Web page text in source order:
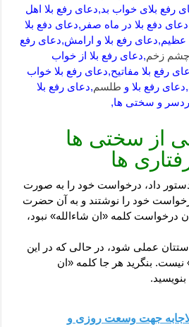
رفع بلای خواب بد,دعای رفع بلا اهل
دفع بلا در ماه صفر,دعای دفع بلا
رفع بلا و ارامش,دعای رفع
چشم زخم,دعای رفع بلا از خواب
رفع بلا مفاتیح,دعای رفع بلا خواب
رفع بلا و طلسم,دعای رفع بلا
و سختی ها,
از سختی ها
ها
داد، درخواست خود را به صورت
درخواست خود را نوشتند و به آن حضرت
درخواست کلمه «ان شاءالله» نبود،
عملی شود، در حالی که در این
نیست. بنگرید هر جا کلمه «ان
جهت وسعت روزی و